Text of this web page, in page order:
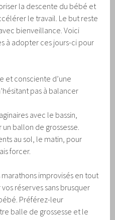
la descente du bébé et
le travail. Le but reste
bienveillance. Voici
à adopter ces jours-ci pour
et consciente d’une
pas à balancer
avec le bassin,
ballon de grossesse.
au sol, le matin, pour
forcer.
improvisés en tout
réserves sans brusquer
Préférez-leur
balle de grossesse et le